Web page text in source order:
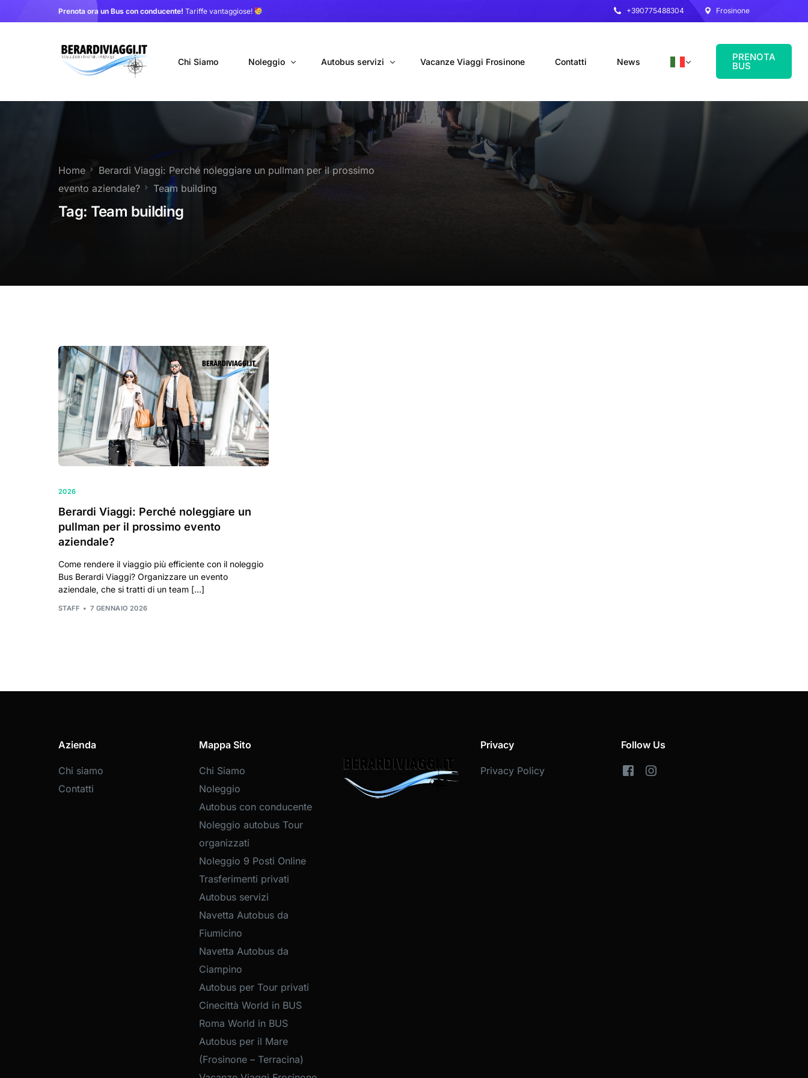
Prenota ora un Bus con conducente! Tariffe vantaggiose! +390775488304 Frosinone
Chi Siamo Noleggio
Autobus con conducente
Noleggio autobus Tour organizzati
Noleggio 9 Posti Online
Trasferimenti privati
Autobus servizi
Navetta Autobus da Fiumicino
Navetta Autobus da Ciampino
Autobus per Tour privati
Vacanze Viaggi Frosinone Contatti News PRENOTA
BUS
Home
Berardi Viaggi: Perché noleggiare un pullman per il prossimo
evento aziendale?
Team building
Tag: Team building
2026
Berardi Viaggi: Perché noleggiare un
pullman per il prossimo evento
aziendale?
Come rendere il viaggio più efficiente con il noleggio
Bus Berardi Viaggi? Organizzare un evento
aziendale, che si tratti di un team […]
STAFF 7 GENNAIO 2026
Azienda
Chi siamo
Contatti
Mappa Sito
Chi Siamo
Noleggio
Autobus con conducente
Noleggio autobus Tour
organizzati
Noleggio 9 Posti Online
Trasferimenti privati
Autobus servizi
Navetta Autobus da
Fiumicino
Navetta Autobus da
Ciampino
Autobus per Tour privati
Cinecittà World in BUS
Roma World in BUS
Autobus per il Mare
(Frosinone – Terracina)
Privacy
Privacy Policy
Follow Us